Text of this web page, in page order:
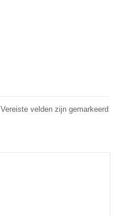
Vereiste velden zijn gemarkeerd